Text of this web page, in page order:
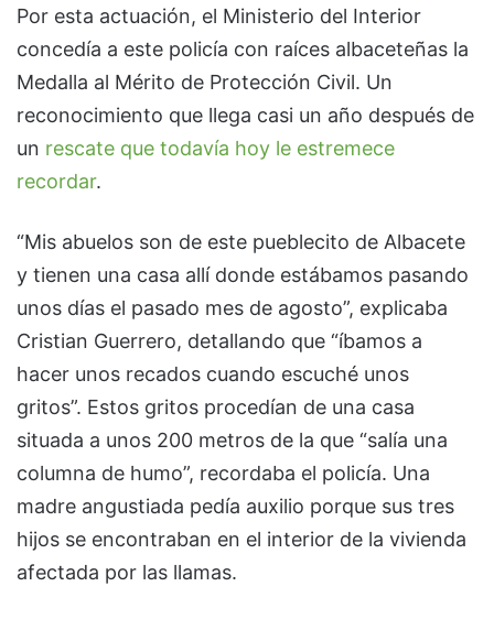
Por esta actuación, el Ministerio del Interior
concedía a este policía con raíces albaceteñas la
Medalla al Mérito de Protección Civil. Un
reconocimiento que llega casi un año después de
un rescate que todavía hoy le estremece
recordar.
“Mis abuelos son de este pueblecito de Albacete
y tienen una casa allí donde estábamos pasando
unos días el pasado mes de agosto”, explicaba
Cristian Guerrero, detallando que “íbamos a
hacer unos recados cuando escuché unos
gritos”. Estos gritos procedían de una casa
situada a unos 200 metros de la que “salía una
columna de humo”, recordaba el policía. Una
madre angustiada pedía auxilio porque sus tres
hijos se encontraban en el interior de la vivienda
afectada por las llamas.